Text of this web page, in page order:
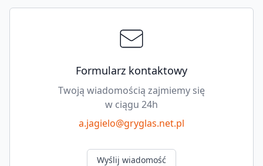
Formularz kontaktowy
Twoją wiadomością zajmiemy się
w ciągu 24h
a.jagielo@gryglas.net.pl
Wyślij wiadomość